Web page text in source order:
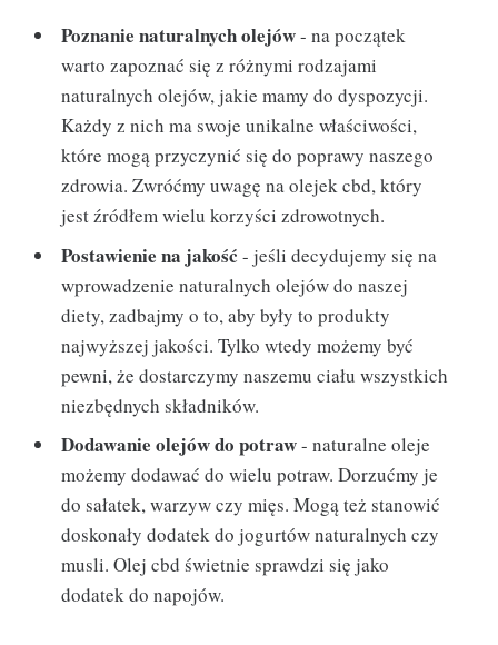
Poznanie naturalnych olejów- na początek
warto zapoznać się z różnymi rodzajami
naturalnych olejów, jakie mamy do dyspozycji.
Każdy z nich ma swoje unikalne właściwości,
które mogą przyczynić się do poprawy naszego
zdrowia. Zwróćmy uwagę na olejek cbd, który
jest źródłem wielu korzyści zdrowotnych.
Postawienie na jakość- jeśli decydujemy się na
wprowadzenie naturalnych olejów do naszej
diety, zadbajmy o to, aby były to produkty
najwyższej jakości. Tylko wtedy możemy być
pewni, że dostarczymy naszemu ciału wszystkich
niezbędnych składników.
Dodawanie olejów do potraw- naturalne oleje
możemy dodawać do wielu potraw. Dorzućmy je
do sałatek, warzyw czy mięs. Mogą też stanowić
doskonały dodatek do jogurtów naturalnych czy
musli. Olej cbd świetnie sprawdzi się jako
dodatek do napojów.